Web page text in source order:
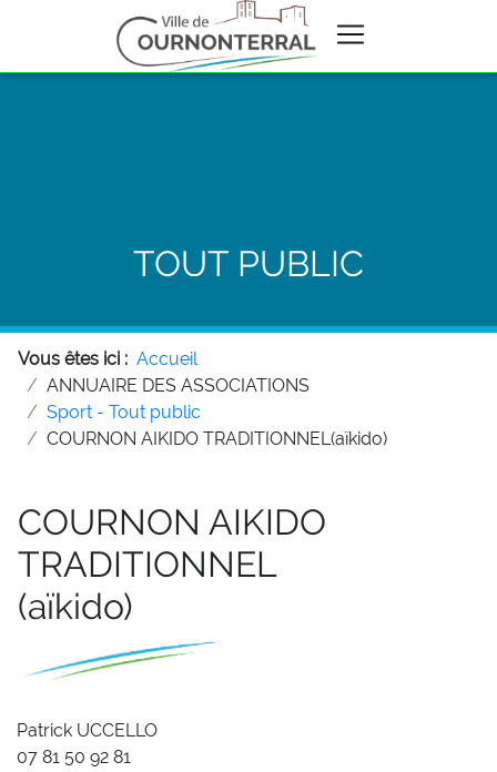
TOUT PUBLIC
Vous êtes ici : Accueil
ANNUAIRE DES ASSOCIATIONS
Sport - Tout public
COURNON AIKIDO TRADITIONNEL(aïkido)
COURNON AIKIDO
TRADITIONNEL
(aïkido)
Patrick UCCELLO
07 81 50 92 81